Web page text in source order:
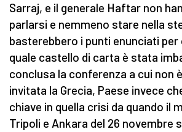
Sarraj, e il generale Haftar non
parlarsi e nemmeno stare nella
basterebbero i punti enunciati
quale castello di carta è stata
conclusa la conferenza a cui non
invitata la Grecia, Paese invece
chiave in quella crisi da quando il
Tripoli e Ankara del 26 novembre